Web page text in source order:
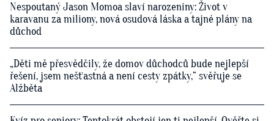
Nespoutaný Jason Momoa slaví narozeniny: Život v
karavanu za miliony, nová osudová láska a tajné plány na
důchod
„Děti mě přesvědčily, že domov důchodců bude nejlepší
řešení, jsem nešťastná a není cesty zpátky,“ svěřuje se
Alžběta